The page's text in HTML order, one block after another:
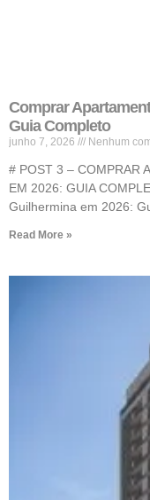
Comprar
Guia Completo
junho 7, 2026 Nenhum
# POST 3 – COMPRAR
EM 2026: GUIA
Guilhermina em 2026:
Read More »